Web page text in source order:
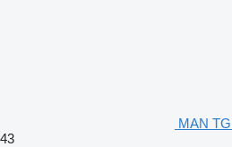
MAN
43